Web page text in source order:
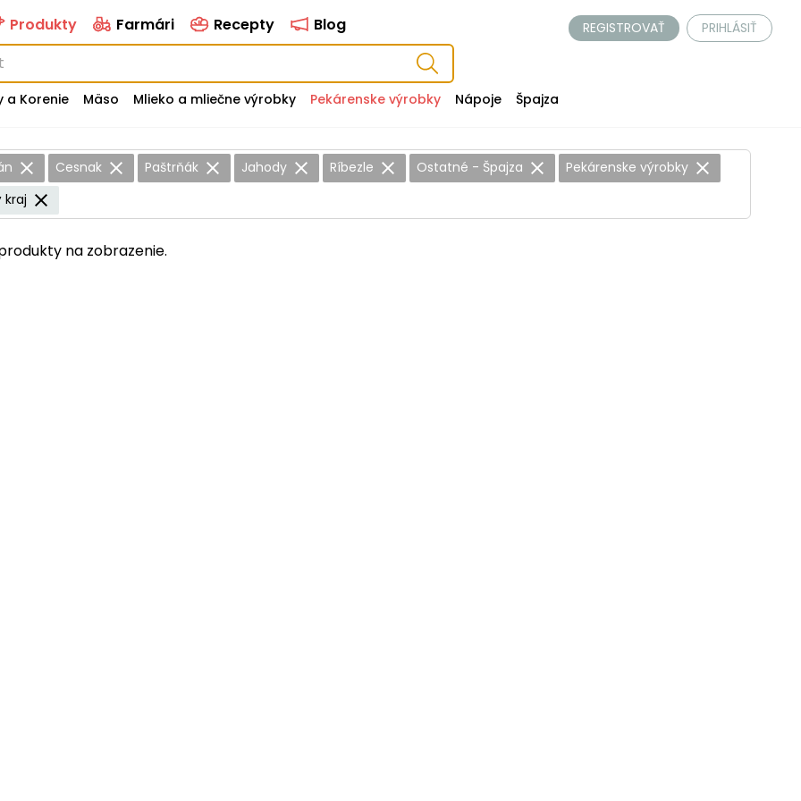
Produkty Farmári Recepty Blog REGISTROVAŤ PRIHLÁSIŤ
a Korenie Mäso Mlieko a mliečne výrobky Pekárenske výrobky Nápoje Špajza
Cesnak Paštrňák Jahody Ríbezle Ostatné - Špajza
Pekárenske výrobky
kraj
na zobrazenie.